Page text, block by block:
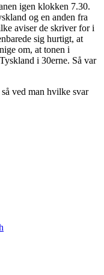
igen klokken 7.30.
og en anden fra
aviser de skriver for i
sig hurtigt, at
om, at tonen i
i 30erne. Så var
ved man hvilke svar